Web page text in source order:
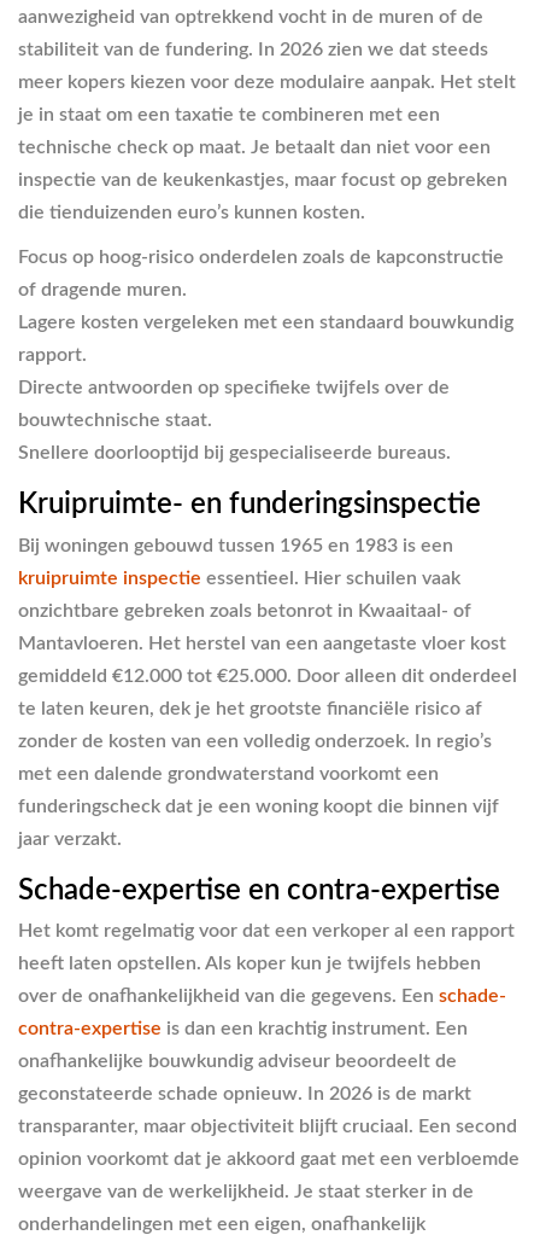
aanwezigheid van optrekkend vocht in de muren of de
stabiliteit van de fundering. In 2026 zien we dat steeds
meer kopers kiezen voor deze modulaire aanpak. Het stelt
je in staat om een taxatie te combineren met een
technische check op maat. Je betaalt dan niet voor een
inspectie van de keukenkastjes, maar focust op gebreken
die tienduizenden euro’s kunnen kosten.
Focus op hoog-risico onderdelen zoals de kapconstructie
of dragende muren.
Lagere kosten vergeleken met een standaard bouwkundig
rapport.
Directe antwoorden op specifieke twijfels over de
bouwtechnische staat.
Snellere doorlooptijd bij gespecialiseerde bureaus.
Kruipruimte- en funderingsinspectie
Bij woningen gebouwd tussen 1965 en 1983 is een
kruipruimte inspectie essentieel. Hier schuilen vaak
onzichtbare gebreken zoals betonrot in Kwaaitaal- of
Mantavloeren. Het herstel van een aangetaste vloer kost
gemiddeld €12.000 tot €25.000. Door alleen dit onderdeel
te laten keuren, dek je het grootste financiële risico af
zonder de kosten van een volledig onderzoek. In regio’s
met een dalende grondwaterstand voorkomt een
funderingscheck dat je een woning koopt die binnen vijf
jaar verzakt.
Schade-expertise en contra-expertise
Het komt regelmatig voor dat een verkoper al een rapport
heeft laten opstellen. Als koper kun je twijfels hebben
over de onafhankelijkheid van die gegevens. Een schade-
contra-expertise is dan een krachtig instrument. Een
onafhankelijke bouwkundig adviseur beoordeelt de
geconstateerde schade opnieuw. In 2026 is de markt
transparanter, maar objectiviteit blijft cruciaal. Een second
opinion voorkomt dat je akkoord gaat met een verbloemde
weergave van de werkelijkheid. Je staat sterker in de
onderhandelingen met een eigen, onafhankelijk